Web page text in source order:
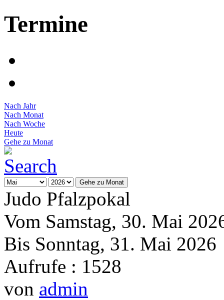
Termine
Nach Jahr
Nach Monat
Nach Woche
Heute
Gehe zu Monat
Gehe zu Monat
Judo Pfalzpokal
Vom Samstag, 30. Mai
Bis Sonntag, 31. Mai 2026
Aufrufe : 1528
von admin